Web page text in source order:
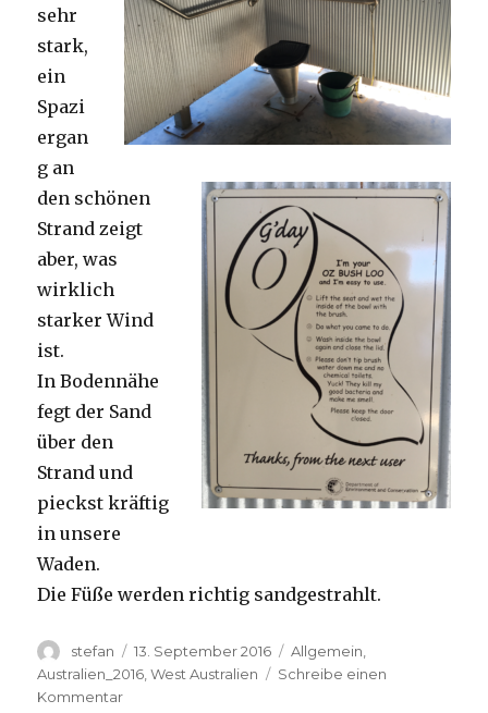
sehr
stark,
ein
Spazi
ergan
g an
den schönen
Strand zeigt
aber, was
wirklich
starker Wind
ist.
In Bodennähe
fegt der Sand
über den
Strand und
pieckst kräftig
in unsere
Waden.
Die Füße werden richtig sandgestrahlt.
Autor
stefan
Veröffentlicht
am
13. September 2016 Kategorien
Allgemein
Australien_2016 ,West Australien
Schreibe einen
Kommentarzu